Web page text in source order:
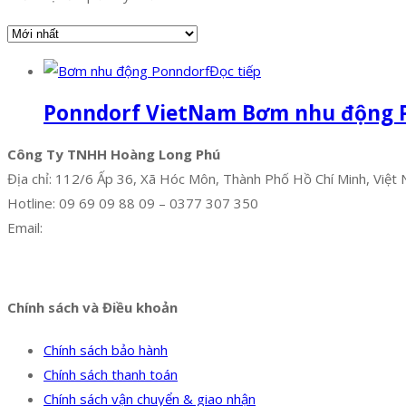
Đọc tiếp
Ponndorf VietNam Bơm nhu động
Công Ty TNHH Hoàng Long Phú
Địa chỉ: 112/6 Ấp 36, Xã Hóc Môn, Thành Phố Hồ Chí Minh, Việt
Hotline: 09 69 09 88 09 – 0377 307 350
Email:
Chính sách và Điều khoản
Chính sách bảo hành
Chính sách thanh toán
Chính sách vận chuyển & giao nhận